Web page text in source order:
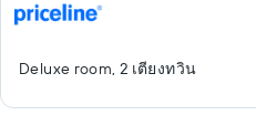
Deluxe room, 2 เตียงทวิน